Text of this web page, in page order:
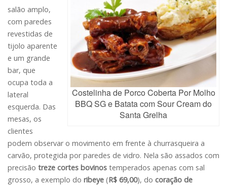
Costelinha de Porco Coberta Por Molho
BBQ SG e Batata com Sour Cream do
Santa Grelha
salão amplo,
com paredes
revestidas de
tijolo aparente
e um grande
bar, que
ocupa toda a
lateral
esquerda. Das
mesas, os
clientes
podem observar o movimento em frente à churrasqueira a
carvão, protegida por paredes de vidro. Nela são assados com
precisão treze cortes bovinos temperados apenas com sal
grosso, a exemplo do ribeye (R$ 69,00), do coração de